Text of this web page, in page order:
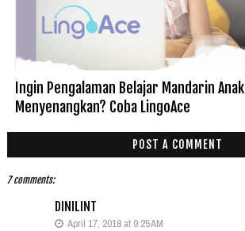
Ingin Pengalaman Belajar Mandarin Anak
Menyenangkan? Coba LingoAce
POST A COMMENT
7 comments:
DINILINT
April 17, 2018 at 9:25 AM